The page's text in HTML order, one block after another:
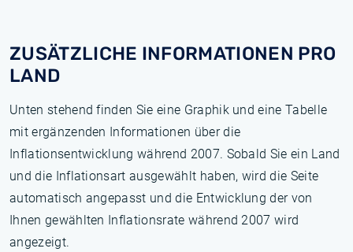
ZUSÄTZLICHE INFORMATIONEN PRO
LAND
Unten stehend finden Sie eine Graphik und eine Tabelle
mit ergänzenden Informationen über die
Inflationsentwicklung während 2007. Sobald Sie ein Land
und die Inflationsart ausgewählt haben, wird die Seite
automatisch angepasst und die Entwicklung der von
Ihnen gewählten Inflationsrate während 2007 wird
angezeigt.